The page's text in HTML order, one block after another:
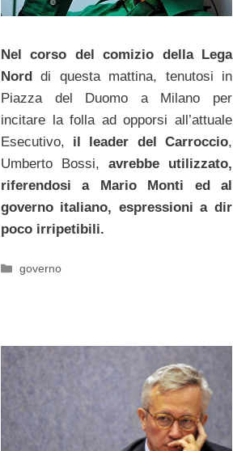
Nel corso del comizio della Lega
Norddi questa mattina, tenutosi in
Piazza del Duomo a Milano per
incitare la folla ad opporsi all’attuale
Esecutivo, il leader del Carroccio,
Umberto Bossi, avrebbe utilizzato,
riferendosi a Mario Monti ed al
governo italiano, espressioni a dir
poco irripetibili.
Categorie
governo